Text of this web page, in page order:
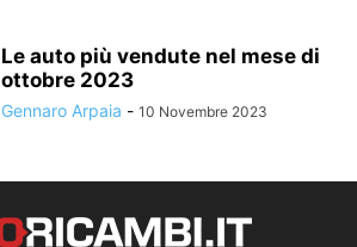
Le auto più vendute nel mese di
ottobre 2023
Gennaro Arpaia - 10 Novembre 2023